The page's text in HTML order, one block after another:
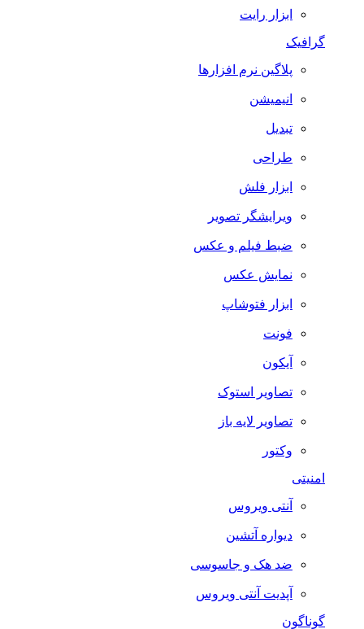
ابزار رایت
گرافیک
پلاگین نرم افزارها
انیمیشن
تبدیل
طراحی
ابزار فلش
ویرایشگر تصویر
ضبط فيلم و عكس
نمایش عکس
ابزار فتوشاپ
فونت
آیکون
تصاویر استوک
تصاویر لایه باز
وکتور
امنیتی
آنتی ویروس
دیواره آتشین
ضد هک و جاسوسی
آپدیت آنتی ویروس
گوناگون